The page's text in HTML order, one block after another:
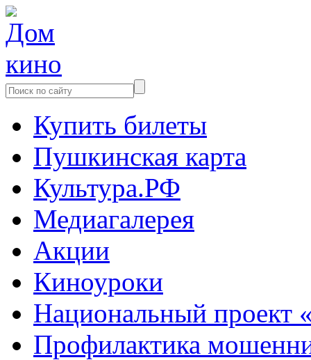
Купить билеты
Пушкинская карта
Культура.РФ
Медиагалерея
Акции
Киноуроки
Национальный проект
Профилактика